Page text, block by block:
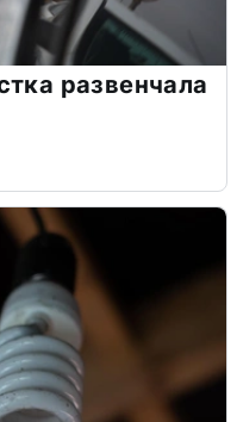
развенчала